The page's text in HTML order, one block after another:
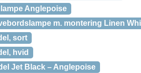
Anglepoise
m. montering Linen
sort
hvid
Jet Black – Anglepoise